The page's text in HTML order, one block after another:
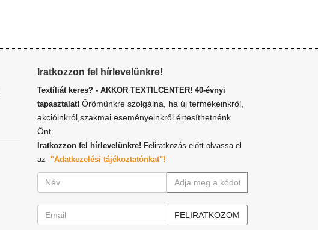
Iratkozzon fel hírlevelünkre!
Textíliát keres? - AKKOR TEXTILCENTER! 40-évnyi
tapasztalat! Örömünkre szolgálna, ha új termékeinkről,
akcióinkról,szakmai eseményeinkről értesíthetnénk
Önt.
Iratkozzon fel hírlevelünkre! Feliratkozás előtt olvassa el
az "Adatkezelési tájékoztatónkat"!